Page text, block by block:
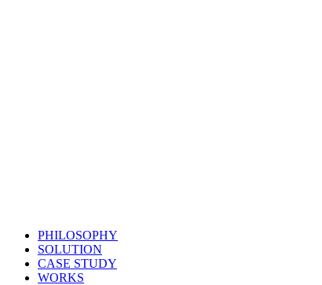
PHILOSOPHY
SOLUTION
CASE STUDY
WORKS